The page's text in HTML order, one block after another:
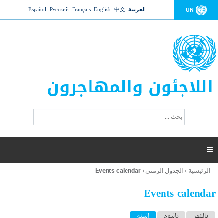
Jump to navigation UN العربية 中文
English
Français
Русский
Español
اللاجئون والمهاجرون
ت
ر
ل
ح
ب

أنت
هنا
الرئيسية › الجدول الزمني ›
Events calendar
Events calendar